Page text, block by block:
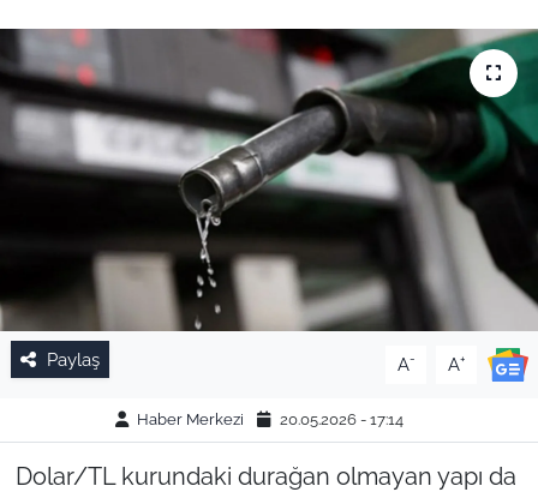
Paylaş A- A+
Haber Merkezi 20.05.2026 - 17:14
Dolar/TL kurundaki durağan olmayan yapı da